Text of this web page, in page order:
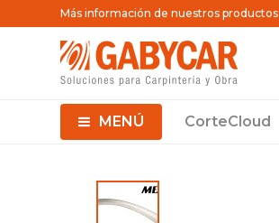
MENÚ CorteCloud
Más información de nuestros productos